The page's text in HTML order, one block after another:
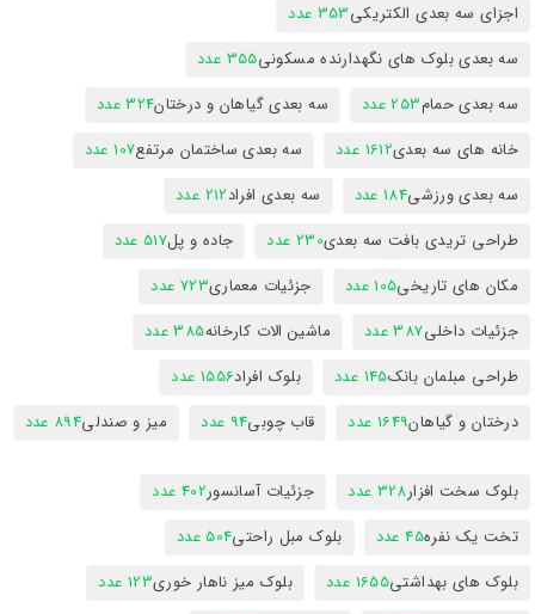
اجزای سه بعدی الکتریکی353 عدد
سه بعدی بلوک های نگهدارنده مسکونی355 عدد
سه بعدی حمام253 عدد سه بعدی گیاهان و درختان324 عدد
خانه های سه بعدی1612 عدد سه بعدی ساختمان مرتفع107 عدد
سه بعدی ورزشی184 عدد سه بعدی افراد212 عدد
طراحی تریدی بافت سه بعدی230 عدد جاده و پل517 عدد
مکان های تاریخی105 عدد جزئیات معماری723 عدد
جزئیات داخلی387 عدد ماشین الات کارخانه385 عدد
طراحی مبلمان بانک145 عدد بلوک افراد1556 عدد
درختان و گیاهان1649 عدد قاب چوبی94 عدد میز و صندلی894 عدد
بلوک سخت افزار328 عدد جزئیات آسانسور402 عدد
تخت یک نفره45 عدد بلوک مبل راحتی504 عدد
بلوک های بهداشتی1655 عدد بلوک میز ناهار خوری123 عدد